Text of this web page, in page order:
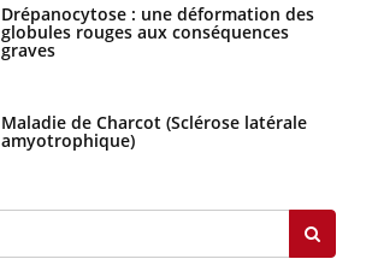
Drépanocytose : une déformation des
globules rouges aux conséquences
graves
Maladie de Charcot (Sclérose latérale
amyotrophique)